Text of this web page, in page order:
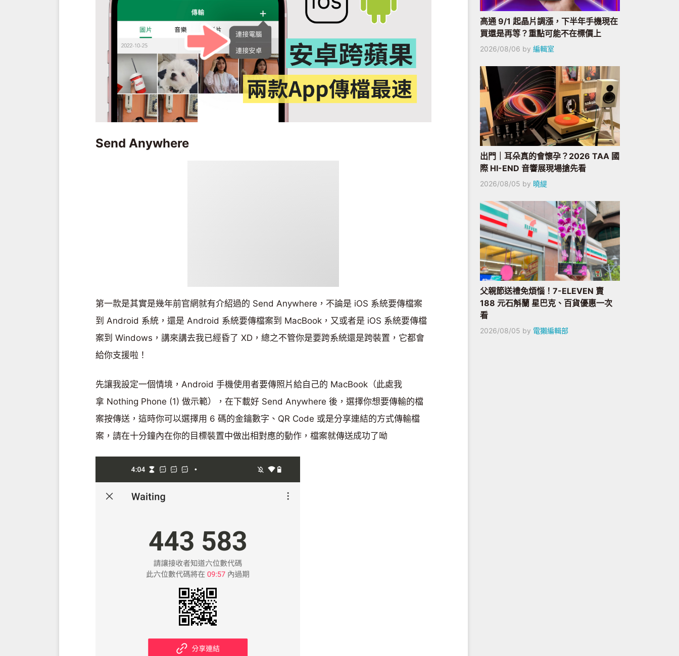
Send Anywhere
第一款是其實是幾年前官網就有介紹過的 Send Anywhere，不論是 iOS 系統要傳檔案
到 Android 系統，還是 Android 系統要傳檔案到 MacBook，又或者是 iOS 系統要傳檔
案到 Windows，講來講去我已經昏了 XD，總之不管你是要跨系統還是跨裝置，它都會
給你支援啦！
先讓我設定一個情境，Android 手機使用者要傳照片給自己的 MacBook（此處我
拿 Nothing Phone (1) 做示範），在下載好 Send Anywhere 後，選擇你想要傳輸的檔
案按傳送，這時你可以選擇用 6 碼的金鑰數字、QR Code 或是分享連結的方式傳輸檔
案，請在十分鐘內在你的目標裝置中做出相對應的動作，檔案就傳送成功了呦
高通 9/1 起晶片調漲，下半年手機現在
買還是再等？重點可能不在標價上
2026/08/06 by 編輯室
出門｜耳朵真的會懷孕？2026 TAA 國
際 HI-END 音響展現場搶先看
2026/08/05 by 曉緹
父親節送禮免煩惱！7-ELEVEN 賣
188 元石斛蘭 星巴克、百貨優惠一次
看
2026/08/05 by 電獺編輯部